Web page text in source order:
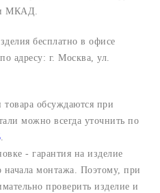
МКАД.
бесплатно в офисе
адресу: г. Москва, ул.
обсуждаются при
можно всегда уточнить по
- гарантия на изделие
начала монтажа. Поэтому, при
проверить изделие и